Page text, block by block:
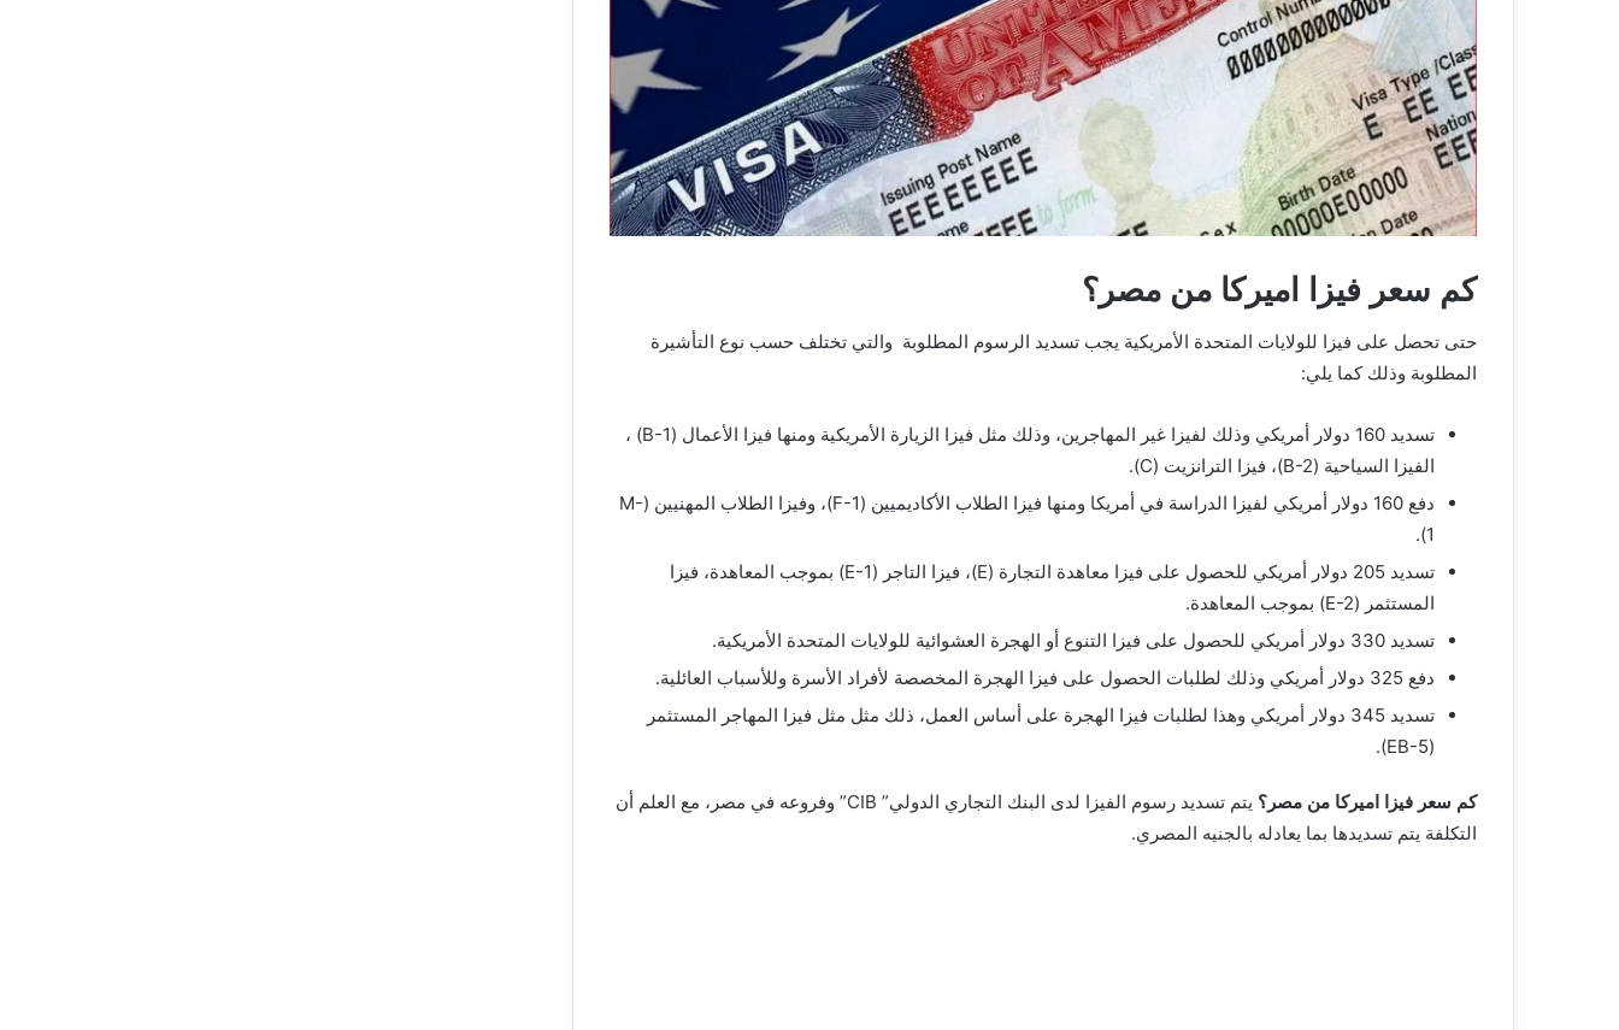
كم سعر فيزا اميركا من مصر؟
حتى تحصل على فيزا للولايات المتحدة الأمريكية يجب تسديد الرسوم المطلوبة والتي تختلف حسب نوع التأشيرة
المطلوبة وذلك كما يلي:
تسديد 160 دولار أمريكي وذلك لفيزا غير المهاجرين، وذلك مثل فيزا الزيارة الأمريكية ومنها فيزا الأعمال (B-1) ،
الفيزا السياحية (B-2)، فيزا الترانزيت (C).
دفع 160 دولار أمريكي لفيزا الدراسة في أمريكا ومنها فيزا الطلاب الأكاديميين (F-1)، وفيزا الطلاب المهنيين (M-
1).
تسديد 205 دولار أمريكي للحصول على فيزا معاهدة التجارة (E)، فيزا التاجر (E-1) بموجب المعاهدة، فيزا
المستثمر (E-2) بموجب المعاهدة.
تسديد 330 دولار أمريكي للحصول على فيزا التنوع أو الهجرة العشوائية للولايات المتحدة الأمريكية.
دفع 325 دولار أمريكي وذلك لطلبات الحصول على فيزا الهجرة المخصصة لأفراد الأسرة وللأسباب العائلية.
تسديد 345 دولار أمريكي وهذا لطلبات فيزا الهجرة على أساس العمل، ذلك مثل مثل فيزا المهاجر المستثمر
(EB-5).
كم سعر فيزا اميركا من مصر؟
يتم تسديد رسوم الفيزا لدى البنك التجاري الدولي” CIB” وفروعه في مصر، مع العلم أن
التكلفة يتم تسديدها بما يعادله بالجنيه المصري.